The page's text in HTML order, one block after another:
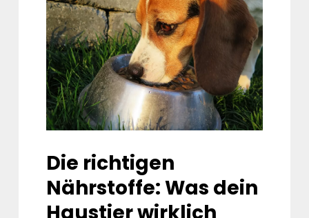
Die richtigen
Nährstoffe: Was dein
Haustier wirklich